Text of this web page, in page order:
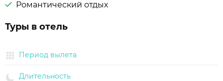
Романтический отдых
Туры в отель
Период вылета
Длительность